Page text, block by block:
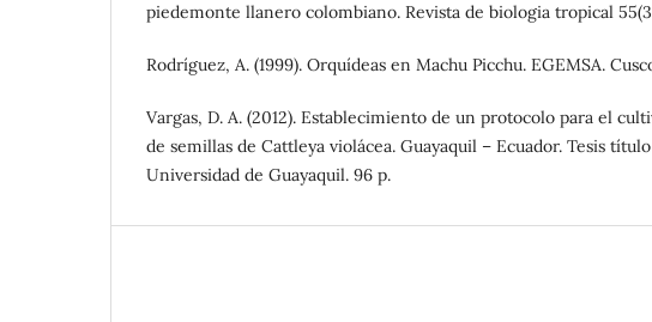
piedemonte llanero colombiano. Revista de biologia tropical
Rodríguez, A. (1999). Orquídeas en Machu Picchu. EGEMSA.
Vargas, D. A. (2012). Establecimiento de un protocolo para el
de semillas de Cattleya violácea. Guayaquil – Ecuador. Tesis
Universidad de Guayaquil. 96 p.